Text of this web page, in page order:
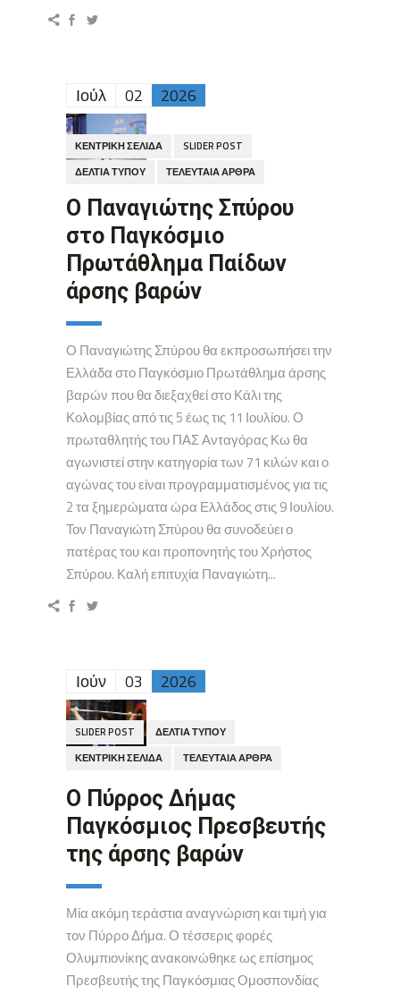
Ιούλ 02 2026
ΚΕΝΤΡΙΚΉ ΣΕΛΊΔΑ
SLIDER POST
ΔΕΛΤΊΑ ΤΎΠΟΥ
ΤΕΛΕΥΤΑΊΑ ΆΡΘΡΑ
O Παναγιώτης Σπύρου
στο Παγκόσμιο
Πρωτάθλημα Παίδων
άρσης βαρών
Ο Παναγιώτης Σπύρου θα εκπροσωπήσει την
Ελλάδα στο Παγκόσμιο Πρωτάθλημα άρσης
βαρών που θα διεξαχθεί στο Κάλι της
Κολομβίας από τις 5 έως τις 11 Ιουλίου. Ο
πρωταθλητής του ΠΑΣ Ανταγόρας Κω θα
αγωνιστεί στην κατηγορία των 71 κιλών και ο
αγώνας του είναι προγραμματισμένος για τις
2 τα ξημερώματα ώρα Ελλάδος στις 9 Ιουλίου.
Τον Παναγιώτη Σπύρου θα συνοδεύει ο
πατέρας του και προπονητής του Χρήστος
Σπύρου. Καλή επιτυχία Παναγιώτη...
Ιούν 03 2026
SLIDER POST
ΔΕΛΤΊΑ ΤΎΠΟΥ
ΚΕΝΤΡΙΚΉ ΣΕΛΊΔΑ
ΤΕΛΕΥΤΑΊΑ ΆΡΘΡΑ
O Πύρρος Δήμας
Παγκόσμιος Πρεσβευτής
της άρσης βαρών
Μία ακόμη τεράστια αναγνώριση και τιμή για
τον Πύρρο Δήμα. Ο τέσσερις φορές
Ολυμπιονίκης ανακοινώθηκε ως επίσημος
Πρεσβευτής της Παγκόσμιας Ομοσπονδίας